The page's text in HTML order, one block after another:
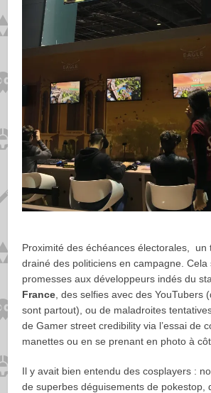
Proximité des échéances électorales, un
drainé des politiciens en campagne.
promesses aux développeurs indés du
France , des selfies avec des YouTubers
sont partout), ou de maladroites
de Gamer street credibility via l’essai de
manettes ou en se prenant en photo à
Il y avait bien entendu des cosplayers :
de superbes déguisements de pokestop,